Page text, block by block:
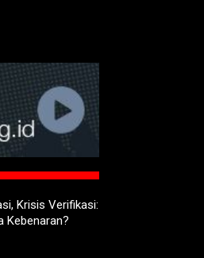
Krisis Verifikasi:
Kebenaran?